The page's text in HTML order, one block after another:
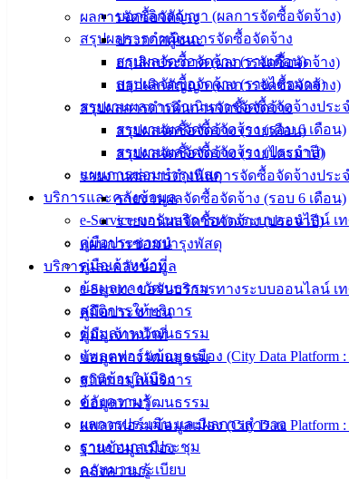
บอกเลิกสัญญา (ผลการจัดซื้อจัดจ้าง)
สรุปผลการดำเนินการจัดซื้อจัดจ้าง
สรุปผลจัดซื้อจัดจ้าง (รายเดือน)
สรุปผลจัดซื้อจัดจ้าง (รายไตรมาส)
รายงานผลการดำเนินการจัดซื้อจัดจ้างประ
รายงานผลจัดซื้อจัดจ้าง (รอบ 6 เดือน)
รายงานผลจัดซื้อจัดจ้าง (ประจำปี)
แผนการซ่อมบำรุงพัสดุ
บริการและคลังข้อมูล
e-Service ขอรับบริการทางระบบออนไลน์ เ
คู่มือประชาชน
คู่มือเจ้าหน้าที่
ข้อมูลทางวัฒนธรรม
สถิติการให้บริการ
ข้อมูลทางวัฒนธรรม
แพลตฟอร์มข้อมูลเมือง (City Data Platform :
ฐานข้อมูลเมือง
คลังความรู้
ผลการประเมิน และผลการสำรวจ
รายงานการประชุม
กฎหมาย ระเบียบ
ผลการจัดซื้อจัดจ้าง
ประกาศผู้ชนะ
ยกเลิกประกาศ (ผลการจัดซื้อจัดจ้าง)
บอกเลิกสัญญา (ผลการจัดซื้อจัดจ้าง)
สรุปผลการดำเนินการจัดซื้อจัดจ้าง
สรุปผลจัดซื้อจัดจ้าง (รายเดือน)
สรุปผลจัดซื้อจัดจ้าง (รายไตรมาส)
รายงานผลการดำเนินการจัดซื้อจัดจ้างประ
รายงานผลจัดซื้อจัดจ้าง (รอบ 6 เดือน)
รายงานผลจัดซื้อจัดจ้าง (ประจำปี)
แผนการซ่อมบำรุงพัสดุ
บริการและคลังข้อมูล
e-Service ขอรับบริการทางระบบออนไลน์ เ
คู่มือประชาชน
คู่มือเจ้าหน้าที่
ข้อมูลทางวัฒนธรรม
สถิติการให้บริการ
ข้อมูลทางวัฒนธรรม
แพลตฟอร์มข้อมูลเมือง (City Data Platform :
ฐานข้อมูลเมือง
คลังความรู้